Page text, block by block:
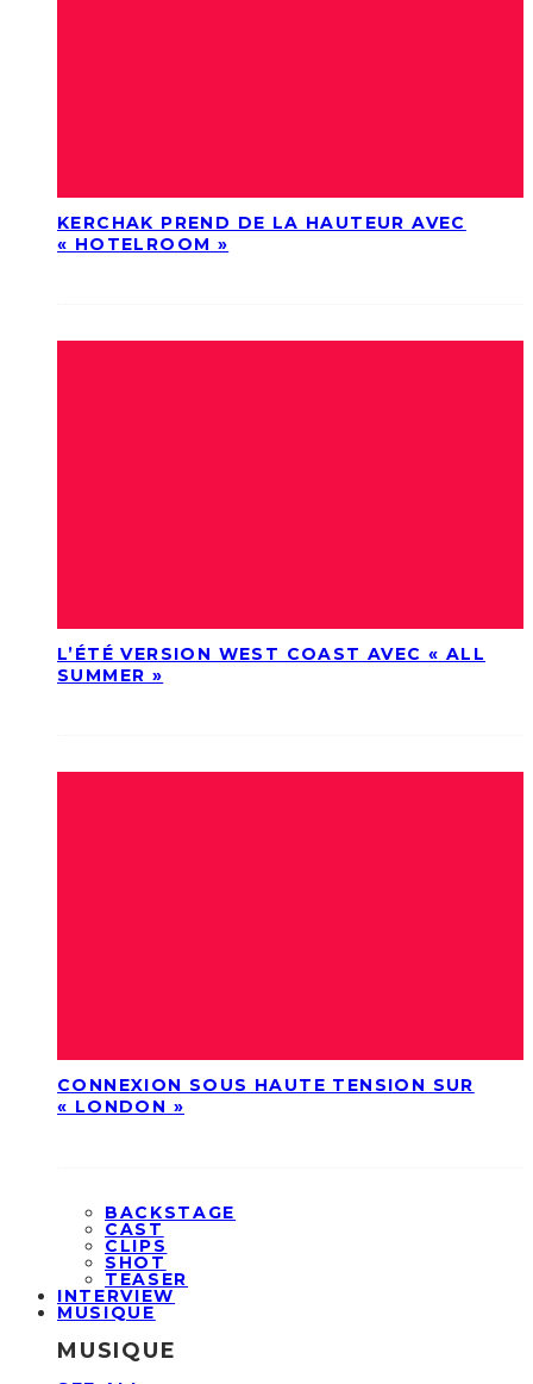
KERCHAK PREND DE LA HAUTEUR AVEC
« HOTELROOM »
L’ÉTÉ VERSION WEST COAST AVEC « ALL
SUMMER »
CONNEXION SOUS HAUTE TENSION SUR
« LONDON »
BACKSTAGE
CAST
CLIPS
SHOT
TEASER
INTERVIEW
MUSIQUE
MUSIQUE